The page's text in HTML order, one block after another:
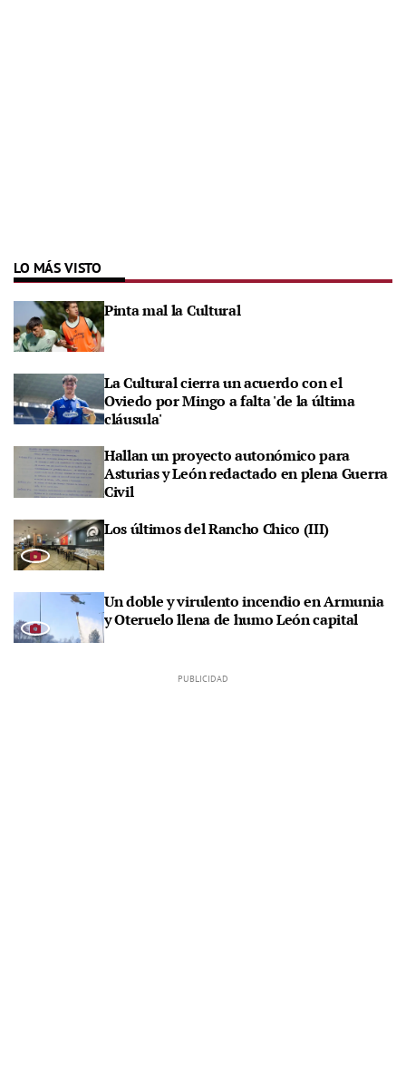
LO MÁS VISTO
Pinta mal la Cultural
La Cultural cierra un acuerdo con el
Oviedo por Mingo a falta 'de la última
cláusula'
Hallan un proyecto autonómico para
Asturias y León redactado en plena Guerra
Civil
Los últimos del Rancho Chico (III)
Un doble y virulento incendio en Armunia
y Oteruelo llena de humo León capital